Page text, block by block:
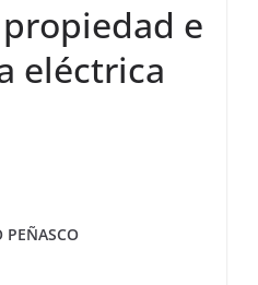
e
eléctrica
PEÑASCO